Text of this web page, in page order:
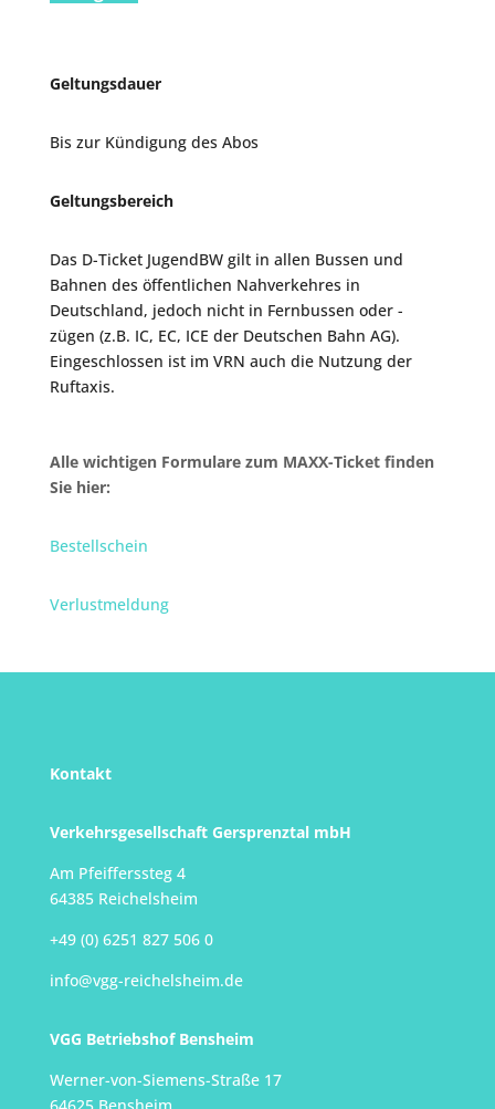
Geltungsdauer
Bis zur Kündigung des Abos
Geltungsbereich
Das D-Ticket JugendBW gilt in allen Bussen und
Bahnen des öffentlichen Nahverkehres in
Deutschland, jedoch nicht in Fernbussen oder -
zügen (z.B. IC, EC, ICE der Deutschen Bahn AG).
Eingeschlossen ist im VRN auch die Nutzung der
Ruftaxis.
Alle wichtigen Formulare zum MAXX-Ticket finden
Sie hier:
Bestellschein
Verlustmeldung
Kontakt
Verkehrsgesellschaft Gersprenztal mbH
Am Pfeifferssteg 4
64385 Reichelsheim
+49 (0) 6251 827 506 0
info@vgg-reichelsheim.de
VGG Betriebshof Bensheim
Werner-von-Siemens-Straße 17